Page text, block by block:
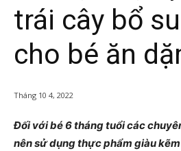
trái cây bổ
cho bé ăn
Tháng 10 4, 2022
Đối với bé 6 tháng tuổi các
nên sử dụng thực phẩm giàu